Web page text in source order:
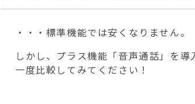
・・・標準機能では安くなりません。
しかし、プラス機能「音声通話」を導
一度比較してみてください！